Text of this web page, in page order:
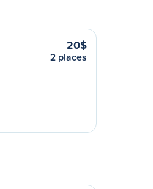
20$
2 places